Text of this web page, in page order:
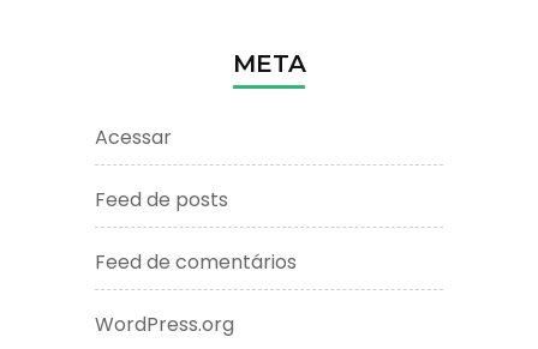
META
Acessar
Feed de posts
Feed de comentários
WordPress.org